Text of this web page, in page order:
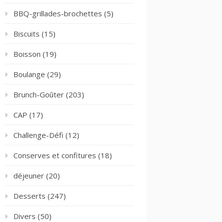
BBQ-grillades-brochettes (5)
Biscuits (15)
Boisson (19)
Boulange (29)
Brunch-Goûter (203)
CAP (17)
Challenge-Défi (12)
Conserves et confitures (18)
déjeuner (20)
Desserts (247)
Divers (50)